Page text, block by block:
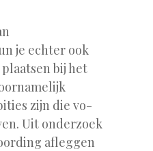
je echter ook
bij het
zijn die vo-
Uit onderzoek
afleggen